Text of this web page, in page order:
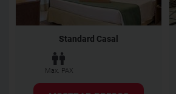
Standard Casal
Max. PAX